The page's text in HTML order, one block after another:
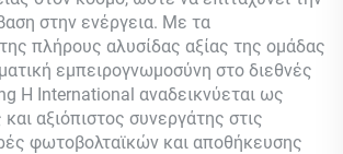
στην ενέργεια. Με τα
πλήρους αλυσίδας αξίας της ομάδας
εμπειρογνωμοσύνη στο διεθνές
Η International αναδεικνύεται ως
αξιόπιστος συνεργάτης στις
φωτοβολταϊκών και αποθήκευσης